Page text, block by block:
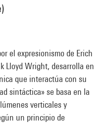
el expresionismo de Erich
Lloyd Wright, desarrolla en
que interactúa con su
sintáctica» se basa en la
verticales y
un principio de